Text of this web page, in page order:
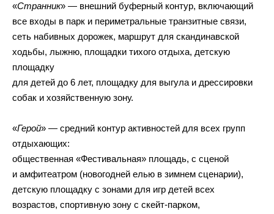
«Странник» — внешний буферный контур, включающий
все входы в парк и периметральные транзитные связи,
сеть набивных дорожек, маршрут для скандинавской
ходьбы, лыжню, площадки тихого отдыха, детскую
площадку
для детей до 6 лет, площадку для выгула и дрессировки
собак и хозяйственную зону.
«Герой» — средний контур активностей для всех групп
отдыхающих:
общественная «Фестивальная» площадь, с сценой
и амфитеатром (новогодней елью в зимнем сценарии),
детскую площадку с зонами для игр детей всех
возрастов, спортивную зону с скейт-парком,